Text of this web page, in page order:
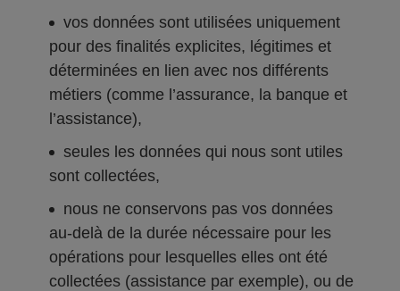
vos données sont utilisées uniquement
pour des finalités explicites, légitimes et
déterminées en lien avec nos différents
métiers (comme l’assurance, la banque et
l’assistance),
seules les données qui nous sont utiles
sont collectées,
nous ne conservons pas vos données
au-delà de la durée nécessaire pour les
opérations pour lesquelles elles ont été
collectées (assistance par exemple), ou de